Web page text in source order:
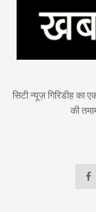
सिटी न्यूज़ गिरिडीह का
की